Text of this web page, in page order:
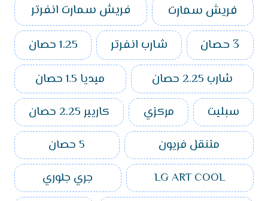
فريش سمارت
فريش سمارت انفرتر
3 حصان
شارب انفرتر 1.25 حصان
شارب 2.25 حصان ميديا 1.5 حصان
سبليت مركزي
كاريير 2.25 حصان
متنقل فريون
5 حصان
LG ART COOL
جري جلوري